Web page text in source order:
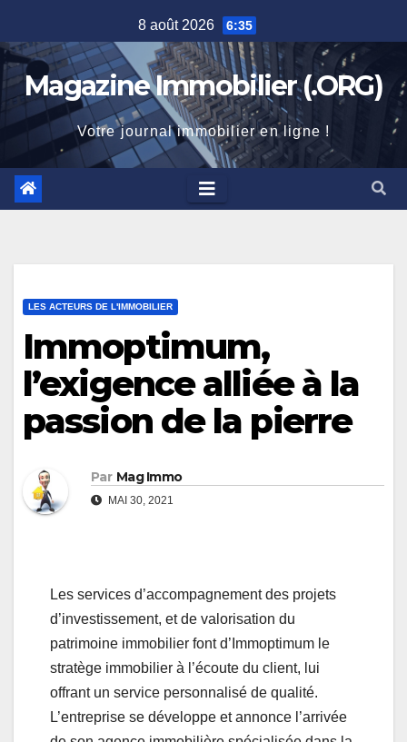
to
content
8 août 2026 6:35
Magazine Immobilier (.ORG)
Votre journal immobilier en ligne !
LES ACTEURS DE L'IMMOBILIER
Immoptimum,
l’exigence alliée à la
passion de la pierre
Par Mag Immo
MAI 30, 2021
Les services d’accompagnement des projets
d’investissement, et de valorisation du
patrimoine immobilier font d’Immoptimum le
stratège immobilier à l’écoute du client, lui
offrant un service personnalisé de qualité.
L’entreprise se développe et annonce l’arrivée